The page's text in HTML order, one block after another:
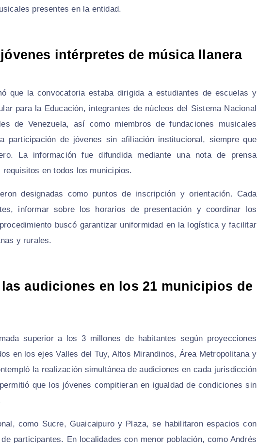
presentes en la entidad.
intérpretes de música llanera
que la convocatoria estaba dirigida a estudiantes de escuelas y
para la Educación, integrantes de núcleos del Sistema Nacional
de Venezuela, así como miembros de fundaciones musicales
participación de jóvenes sin afiliación institucional, siempre que
La información fue difundida mediante una nota de prensa
en todos los municipios.
designadas como puntos de inscripción y orientación. Cada
informar sobre los horarios de presentación y coordinar los
buscó garantizar uniformidad en la logística y facilitar
y rurales.
audiciones en los 21 municipios de
superior a los 3 millones de habitantes según proyecciones
en los ejes Valles del Tuy, Altos Mirandinos, Área Metropolitana y
la realización simultánea de audiciones en cada jurisdicción
que los jóvenes compitieran en igualdad de condiciones sin
como Sucre, Guaicaipuro y Plaza, se habilitaron espacios con
participantes. En localidades con menor población, como Andrés